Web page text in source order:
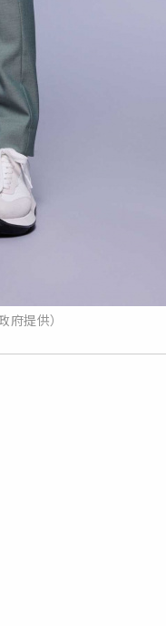
提供）